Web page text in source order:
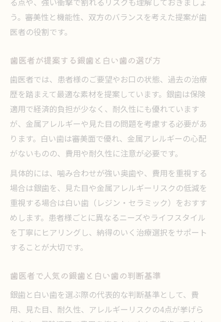
う。審美性と機能性、双方のバランスを考えた提案が歯
医者の役割です。
歯医者が提案する銀歯と白い歯の選び方
歯医者では、患者様のご要望やお口の状態、過去の治療
歴を踏まえて最適な素材を提案しています。銀歯は保険
適用で経済的負担が少なく、耐久性にも優れています
が、金属アレルギーや見た目の問題を考慮する必要があ
ります。白い歯は審美面で優れ、金属アレルギーの心配
がないものの、費用や耐久性に注意が必要です。
具体的には、噛み合わせが強い奥歯や、費用を重視する
場合は銀歯を、見た目や金属アレルギーリスクの低減を
重視する場合は白い歯（レジン・セラミック）をおすす
めします。患者様ごとに異なるニーズやライフスタイル
を丁寧にヒアリングし、納得のいく治療選択をサポート
することが大切です。
歯医者で人気の銀歯と白い歯の判断基準
銀歯と白い歯を選ぶ際の代表的な判断基準として、費
用、見た目、耐久性、アレルギーリスクの4点が挙げら